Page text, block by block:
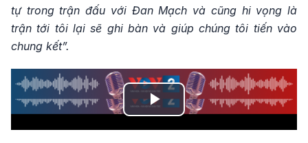
tự trong trận đấu với Đan Mạch và cũng hi vọng là
trận tới tôi lại sẽ ghi bàn và giúp chúng tôi tiến vào
chung kết”.
Play